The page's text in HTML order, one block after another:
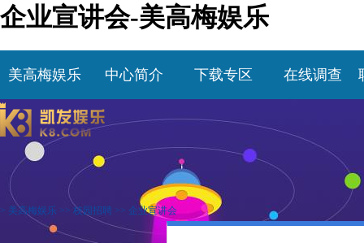
企业宣讲会-美高梅娱乐
美高梅娱乐 中心简介 下载专区 在线调查
> 美高梅娱乐 >> 校园招聘 >> 企业宣讲会